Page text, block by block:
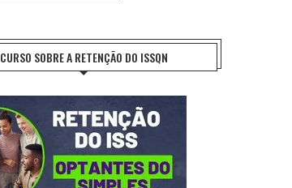
CURSO SOBRE A RETENÇÃO DO ISSQN